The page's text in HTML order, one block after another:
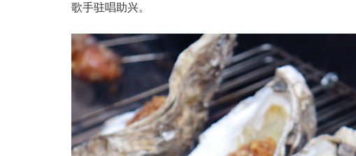
歌手驻唱助兴。